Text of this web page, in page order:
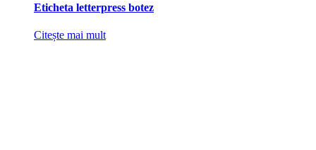
Eticheta letterpress botez
Citește mai mult